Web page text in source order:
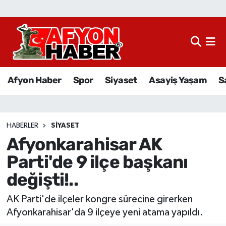
Afyon Haber Spor Siyaset Asayiş Yaşam
HABERLER SIYASET
Afyonkarahisar AK
Parti'de 9 ilçe başkanı
değişti!..
AK Parti'de ilçeler kongre sürecine girerken
Afyonkarahisar'da 9 ilçeye yeni atama yapıldı.
Afyon Haber
Sağlık
Eğitim
Sivil Toplum
Ekonomi